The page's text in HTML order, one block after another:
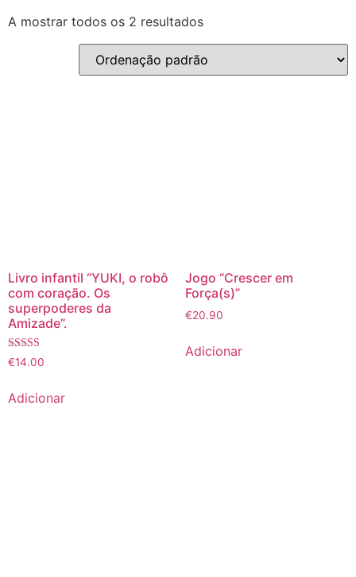
A mostrar todos os 2 resultados
Livro infantil “YUKI, o robô
com coração. Os
superpoderes da
Amizade”.
Avaliação
5.00
€14.00
Adicionar
Jogo “Crescer em
Força(s)”
€20.90
Adicionar